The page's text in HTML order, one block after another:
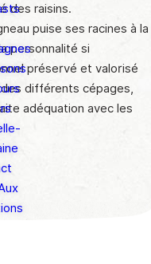
des raisins.
puise ses racines à la
personnalité si
préservé et valorisé
des différents cépages,
adéquation avec les